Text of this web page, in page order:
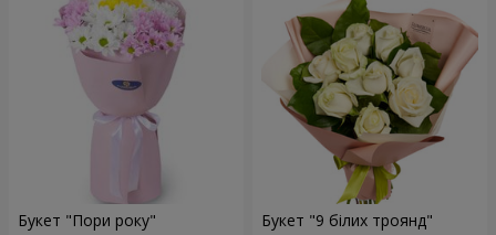
Букет "Пори року" Букет "9 білих троянд"